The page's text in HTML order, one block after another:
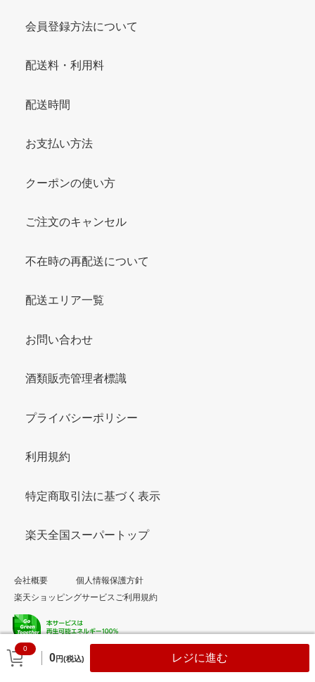
0
0円(税込) レジに進む
会員登録方法について
配送料・利用料
配送時間
お支払い方法
クーポンの使い方
ご注文のキャンセル
不在時の再配送について
配送エリア一覧
お問い合わせ
酒類販売管理者標識
プライバシーポリシー
利用規約
特定商取引法に基づく表示
楽天全国スーパートップ
会社概要
個人情報保護方針
楽天ショッピングサービスご利用規約
© Rakuten Group, Inc.